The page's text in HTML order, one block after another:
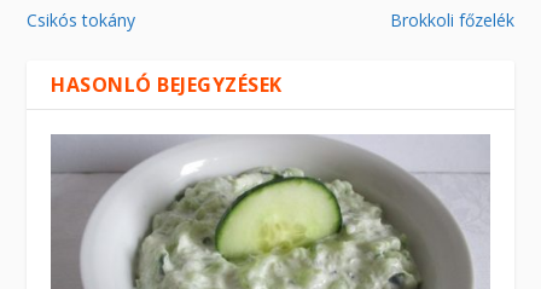
Csikós tokány Brokkoli főzelék
HASONLÓ BEJEGYZÉSEK